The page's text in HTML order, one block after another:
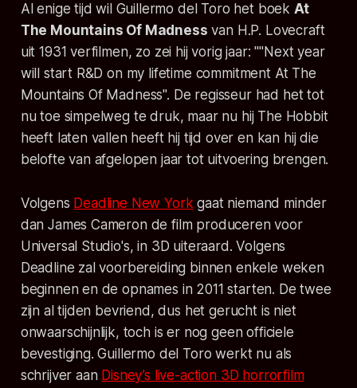
Al enige tijd wil Guillermo del Toro het boek At
The Mountains Of Madness van H.P. Lovecraft
uit 1931 verfilmen, zo zei hij vorig jaar: ""Next year
will start R&D on my lifetime commitment At The
Mountains Of Madness". De regisseur had het tot
nu toe simpelweg te druk, maar nu hij The Hobbit
heeft laten vallen heeft hij tijd over en kan hij die
belofte van afgelopen jaar tot uitvoering brengen.
Volgens Deadline New York gaat niemand minder
dan James Cameron de film produceren voor
Universal Studio's, in 3D uiteraard. Volgens
Deadline zal voorbereiding binnen enkele weken
beginnen en de opnames in 2011 starten. De twee
zijn al tijden bevriend, dus het gerucht is niet
onwaarschijnlijk, toch is er nog geen officiele
bevestiging. Guillermo del Toro werkt nu als
schrijver aan Disney’s live-action 3D horrorfilm